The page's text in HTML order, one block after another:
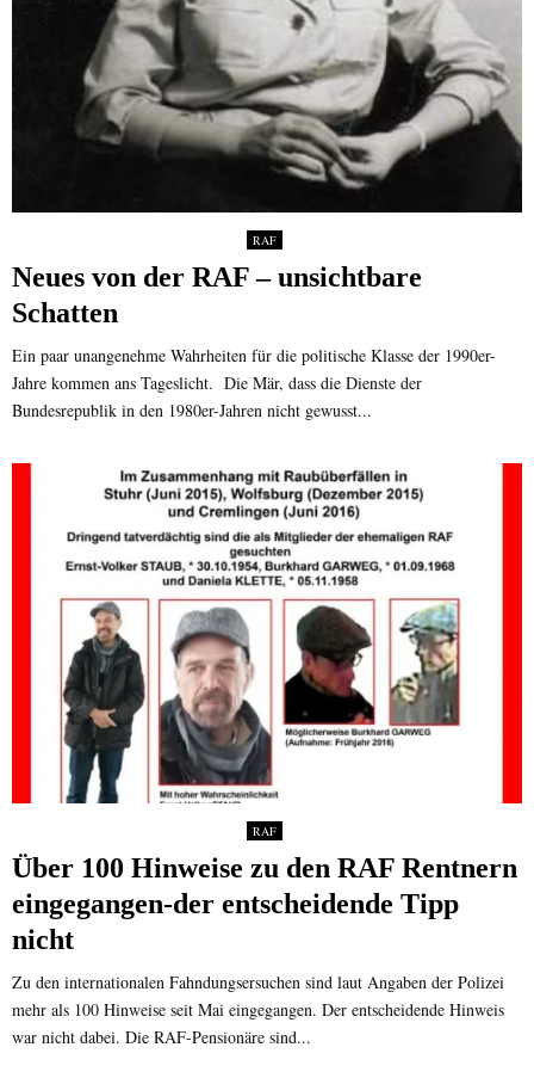
RAF
Neues von der RAF – unsichtbare
Schatten
Ein paar unangenehme Wahrheiten für die politische Klasse der 1990er-
Jahre kommen ans Tageslicht. Die Mär, dass die Dienste der
Bundesrepublik in den 1980er-Jahren nicht gewusst...
RAF
Über 100 Hinweise zu den RAF Rentnern
eingegangen-der entscheidende Tipp
nicht
Zu den internationalen Fahndungsersuchen sind laut Angaben der Polizei
mehr als 100 Hinweise seit Mai eingegangen. Der entscheidende Hinweis
war nicht dabei. Die RAF-Pensionäre sind...